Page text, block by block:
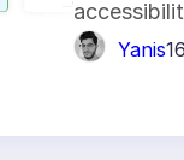
Yanis